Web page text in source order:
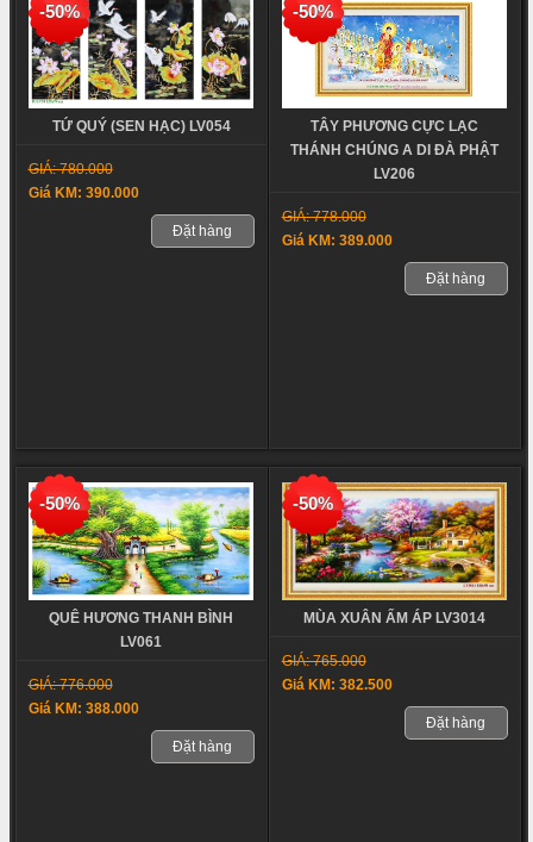
-50%
TỨ QUÝ (SEN HẠC) LV054
GIÁ: 780.000
Giá KM: 390.000
Đặt hàng
-50%
TÂY PHƯƠNG CỰC LẠC
THÁNH CHÚNG A DI ĐÀ PHẬT
LV206
GIÁ: 778.000
Giá KM: 389.000
Đặt hàng
-50%
QUÊ HƯƠNG THANH BÌNH
LV061
GIÁ: 776.000
Giá KM: 388.000
Đặt hàng
-50%
MÙA XUÂN ẤM ÁP LV3014
GIÁ: 765.000
Giá KM: 382.500
Đặt hàng